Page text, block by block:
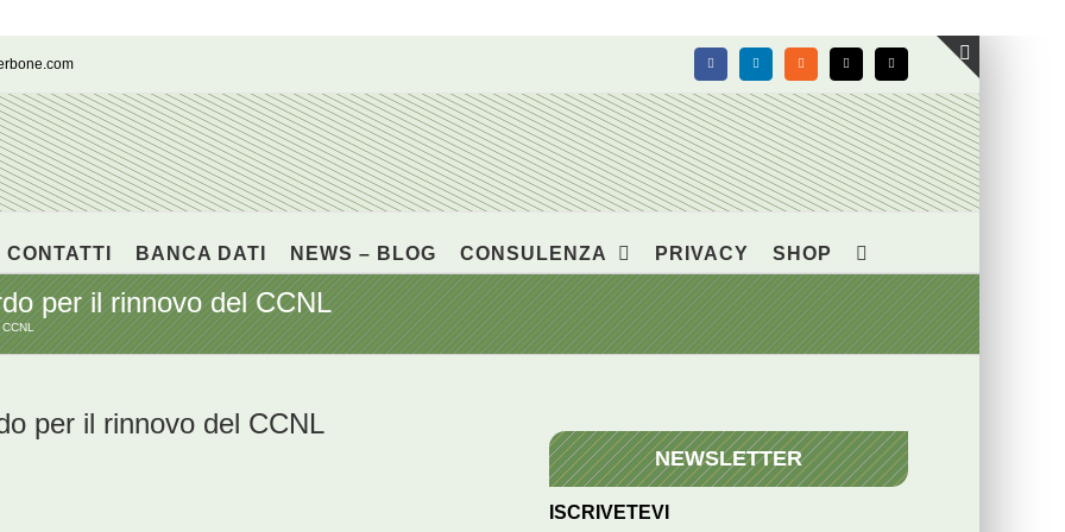
FacebookLinkedIn Rss X Email
CONTATTI BANCA DATI NEWS – BLOG CONSULENZA PRIVACY SHOP
per il rinnovo del CCNL
per il rinnovo del CCNL
NEWSLETTER
ISCRIVETEVI
Toggle
area
barra
scorrevole